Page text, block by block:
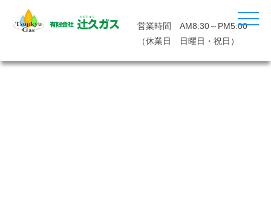
営業時間 AM8:30～PM5:00
（休業日 日曜日・祝日）